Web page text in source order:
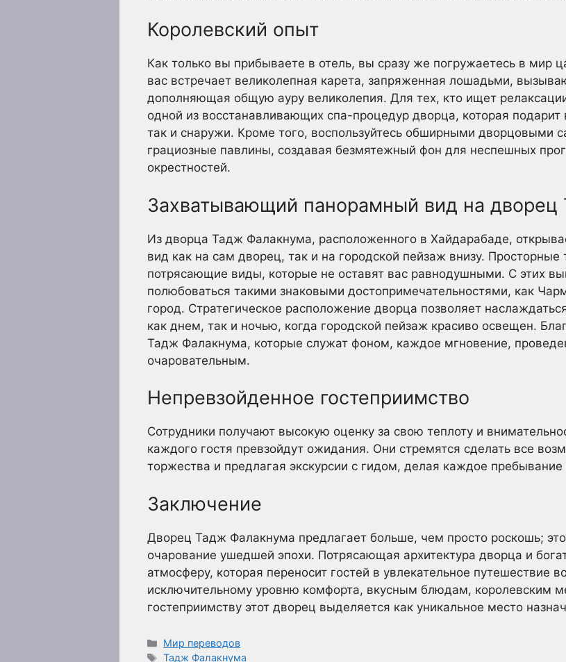
Королевский опыт
Как только вы прибываете в отель, вы сразу же погружаетесь в мир
вас встречает великолепная карета, запряженная лошадьми,
дополняющая общую ауру великолепия. Для тех, кто ищет
одной из восстанавливающих спа-процедур дворца, которая
так и снаружи. Кроме того, воспользуйтесь обширными дворцовыми
грациозные павлины, создавая безмятежный фон для неспешных
окрестностей.
Захватывающий панорамный вид на
Из дворца Тадж Фалакнума, расположенного в Хайдарабаде,
вид как на сам дворец, так и на городской пейзаж внизу.
потрясающие виды, которые не оставят вас равнодушными. С этих
полюбоваться такими знаковыми достопримечательностями, как
город. Стратегическое расположение дворца позволяет
как днем, так и ночью, когда городской пейзаж красиво освещен.
Тадж Фалакнума, которые служат фоном, каждое мгновение,
очаровательным.
Непревзойденное гостеприимство
Сотрудники получают высокую оценку за свою теплоту и
каждого гостя превзойдут ожидания. Они стремятся сделать все
торжества и предлагая экскурсии с гидом, делая каждое
Заключение
Дворец Тадж Фалакнума предлагает больше, чем просто роскошь;
очарование ушедшей эпохи. Потрясающая архитектура дворца и
атмосферу, которая переносит гостей в увлекательное путешествие
исключительному уровню комфорта, вкусным блюдам, королевским
гостеприимству этот дворец выделяется как уникальное место
Рубрики
Мир переводов
Метки
Тадж Фалакнума